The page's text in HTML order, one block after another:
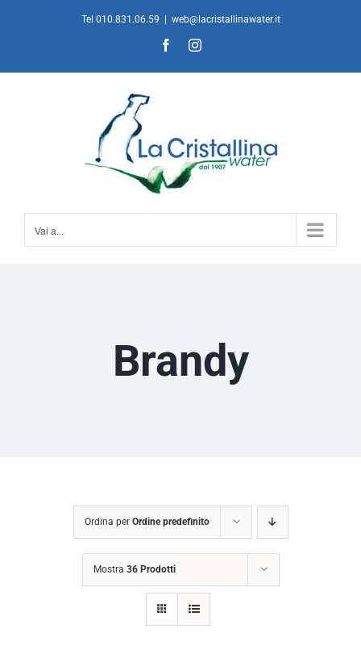
Tel 010.831.06.59 web@lacristallinawater.it
FacebookInstagram
Vai a...
Brandy
Ordina per Ordine predefinito
Mostra 36 Prodotti